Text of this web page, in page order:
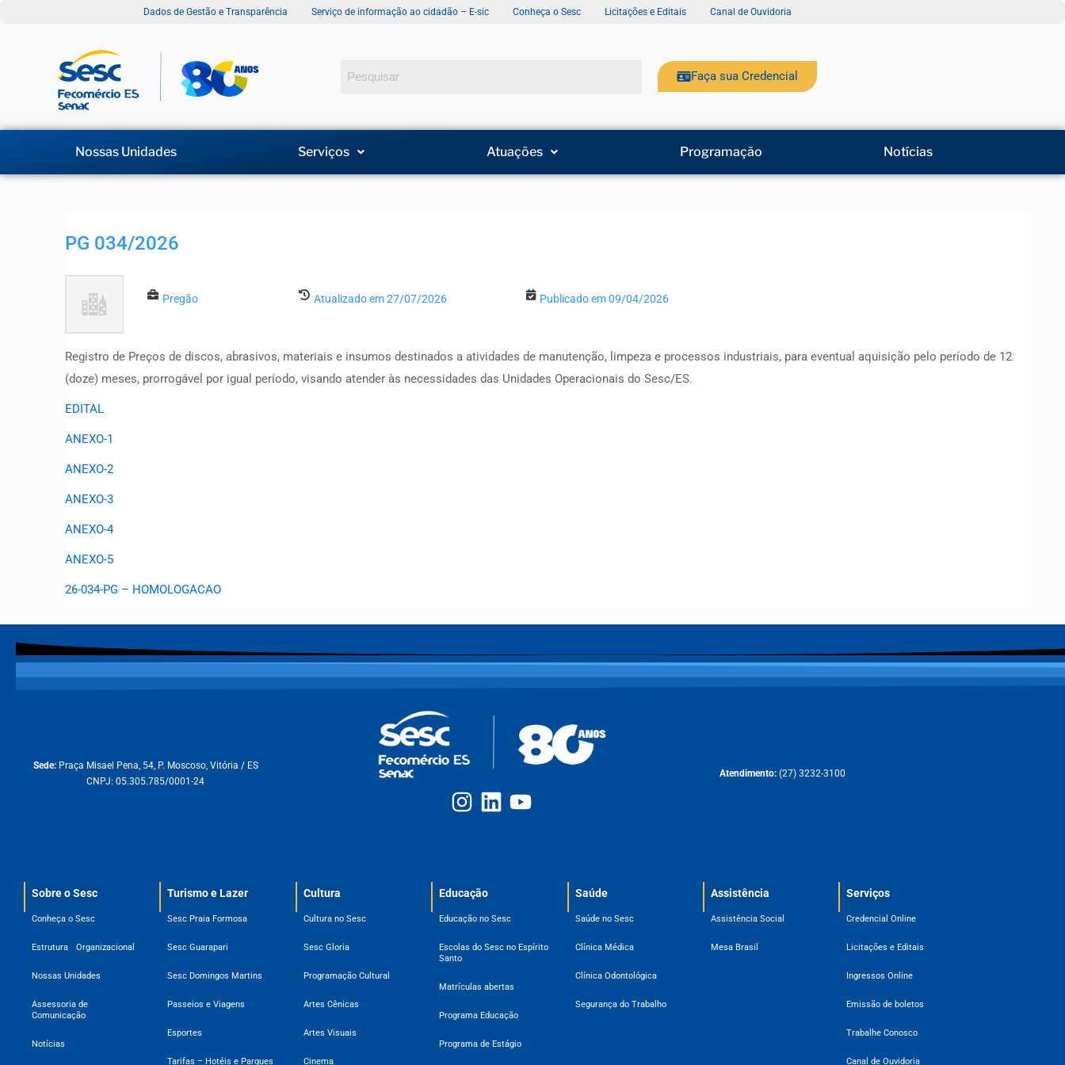
Dados de Gestão e Transparência Serviço de informação ao cidadão – E-sic Conheça o Sesc Licitações e Editais Canal de Ouvidoria
Faça sua Credencial
Nossas Unidades Serviços Atuações Programação Notícias
PG 034/2026
Pregão Atualizado em 27/07/2026 Publicado em 09/04/2026
Registro de Preços de discos, abrasivos, materiais e insumos destinados a atividades de manutenção, limpeza e processos industriais, para eventual aquisição pelo período de 12
(doze) meses, prorrogável por igual período, visando atender às necessidades das Unidades Operacionais do Sesc/ES.
EDITAL
ANEXO-1
ANEXO-2
ANEXO-3
ANEXO-4
ANEXO-5
26-034-PG – HOMOLOGACAO
Sede: Praça Misael Pena, 54, P. Moscoso, Vitória / ES
CNPJ: 05.305.785/0001-24
Atendimento: (27) 3232-3100
Sobre o Sesc​
Conheça o Sesc
Estrutura Organizacional
Nossas Unidades
Assessoria de
Comunicação
Notícias
Turismo e Lazer
Sesc Praia Formosa
Sesc Guarapari
Sesc Domingos Martins
Passeios e Viagens
Esportes
Tarifas – Hotéis e Parques
Cultura
Cultura no Sesc
Sesc Gloria
Programação Cultural
Artes Cênicas
Artes Visuais
Cinema
Educação
Educação no Sesc
Escolas do Sesc no Espírito
Santo
Matrículas abertas
Programa Educação
Programa de Estágio
Saúde
Saúde no Sesc
Clínica Médica
Clínica Odontológica
Segurança do Trabalho
Assistência
Assistência Social
Mesa Brasil
Serviços
Credencial Online
Licitações e Editais
Ingressos Online
Emissão de boletos
Trabalhe Conosco
Canal de Ouvidoria